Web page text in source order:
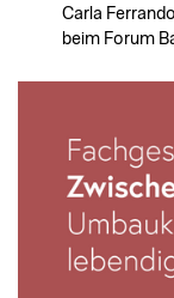
Carla
beim Forum